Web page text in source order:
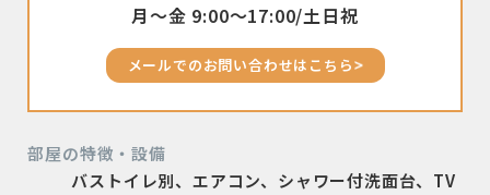
月〜金 9:00〜17:00/土日祝
メールでのお問い合わせはこちら
部屋の特徴・設備
バストイレ別、エアコン、シャワー付洗面台、TV